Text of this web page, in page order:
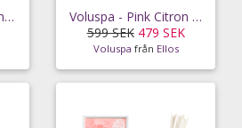
Voluspa - Gilt Pomander & Hinoki Diffuser 100 ml
Voluspa - Pink Citron Grapefruit Reed Diffuser 177 ml
599 SEK 479 SEK
Voluspa från Ellos